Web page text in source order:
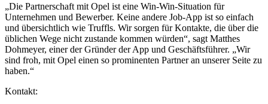
„Die Partnerschaft mit Opel ist eine Win-Win-Situation für
Unternehmen und Bewerber. Keine andere Job-App ist so einfach
und übersichtlich wie Truffls. Wir sorgen für Kontakte, die über die
üblichen Wege nicht zustande kommen würden“, sagt Matthes
Dohmeyer, einer der Gründer der App und Geschäftsführer. „Wir
sind froh, mit Opel einen so prominenten Partner an unserer Seite zu
haben.“
Kontakt: